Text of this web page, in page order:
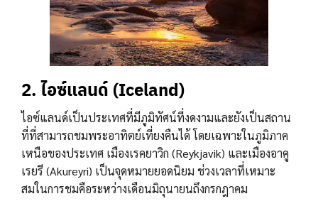
2. ไอซ์แลนด์ (Iceland)
ไอซ์แลนด์เป็นประเทศที่มีภูมิทัศน์ที่งดงามและยังเป็นสถาน
ที่ที่สามารถชมพระอาทิตย์เที่ยงคืนได้ โดยเฉพาะในภูมิภาค
เหนือของประเทศ เมืองเรคยาวิก (Reykjavik) และเมืองอาคู
เรยรี (Akureyri) เป็นจุดหมายยอดนิยม ช่วงเวลาที่เหมาะ
สมในการชมคือระหว่างเดือนมิถุนายนถึงกรกฎาคม